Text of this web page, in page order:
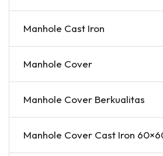
Manhole Cast Iron
Manhole Cover
Manhole Cover Berkualitas
Manhole Cover Cast Iron